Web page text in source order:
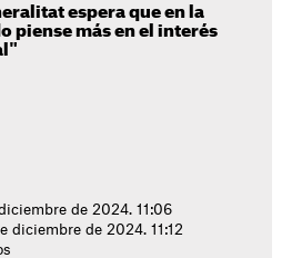
espera que en la
piense más en el interés
de 2024. 11:06
diciembre de 2024. 11:12